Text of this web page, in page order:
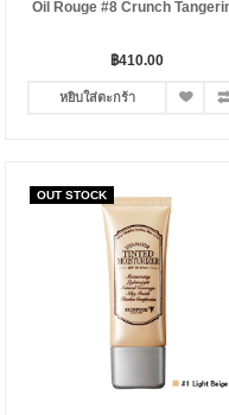
Oil Rouge #8 Crunch
฿410.00
หยิบใส่ตะกร้า
OUT STOCK